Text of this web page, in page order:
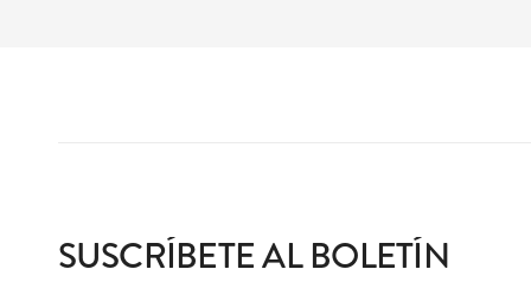
SUSCRÍBETE AL BOLETÍN